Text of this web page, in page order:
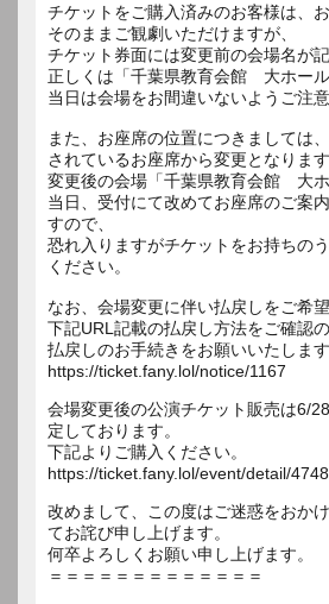
チケットをご購入済みのお客様は、
そのままご観劇いただけますが、
チケット券面には変更前の会場名が記
正しくは「千葉県教育会館 大ホール
当日は会場をお間違いないようご注意
また、お座席の位置につきましては
されているお座席から変更となります
変更後の会場「千葉県教育会館 大ホ
当日、受付にて改めてお座席のご案
すので、
恐れ入りますがチケットをお持ちの
ください。
なお、会場変更に伴い払戻しをご希望
下記URL記載の払戻し方法をご確認
払戻しのお手続きをお願いいたします
https://ticket.fany.lol/notice/1167
会場変更後の公演チケット販売は6/
定しております。
下記よりご購入ください。
https://ticket.fany.lol/event/detail/4748
改めまして、この度はご迷惑をおか
てお詫び申し上げます。
何卒よろしくお願い申し上げます。
＝＝＝＝＝＝＝＝＝＝＝＝＝